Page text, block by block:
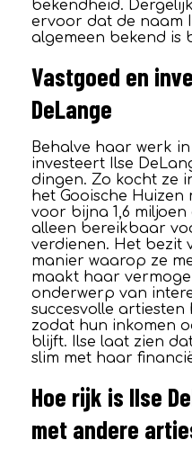
bekendheid.
ervoor dat de naam
algemeen bekend is
Vastgoed en
DeLange
Behalve haar werk
investeert Ilse
dingen. Zo kocht ze
het Gooische
voor bijna 1,6 miljoen
alleen bereikbaar
verdienen. Het bezit
manier waarop ze
maakt haar
onderwerp van
succesvolle
zodat hun inkomen
blijft. Ilse laat zien
slim met haar
Hoe rijk is Ilse
met andere